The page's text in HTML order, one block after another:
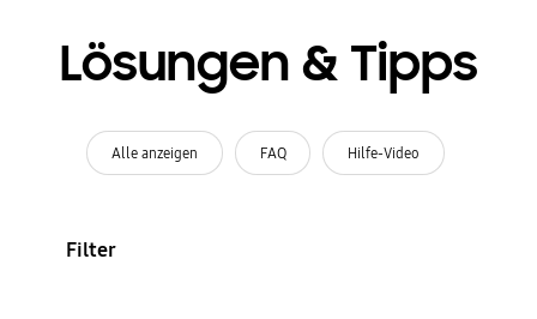
Lösungen & Tipps
Alle anzeigen FAQ Hilfe-Video
Filter